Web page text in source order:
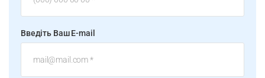
Введіть Ваш E-mail